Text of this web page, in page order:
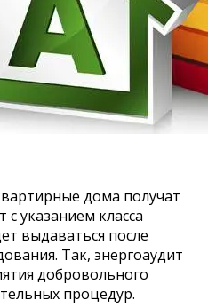
дома получат
указанием класса
выдаваться после
Так, энергоаудит
добровольного
процедур.